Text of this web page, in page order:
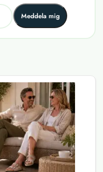
Meddela mig